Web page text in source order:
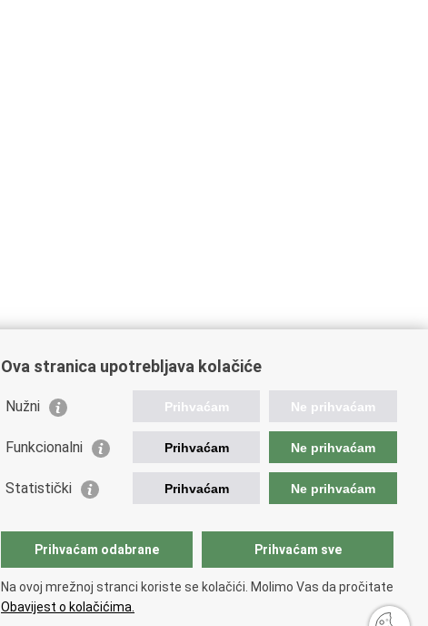
Važne poveznice
Ministarstvo unutarnjih poslova
Muzej policije
Centar za mentalno zdravlje
Centar za forenzična ispitivanja, istraživanja i vještačenja
"Ivan Vučetić"
Nacionalna evidencija nestalih osoba
Dom zdravlja MUP-a
Ova stranica upotrebljava kolačiće
Nužni Prihvaćam Ne prihvaćam
Funkcionalni Prihvaćam Ne prihvaćam
Statistički Prihvaćam Ne prihvaćam
Prihvaćam odabrane Prihvaćam sve
Na ovoj mrežnoj stranci koriste se kolačići. Molimo Vas da pročitate
Obavijest o kolačićima.